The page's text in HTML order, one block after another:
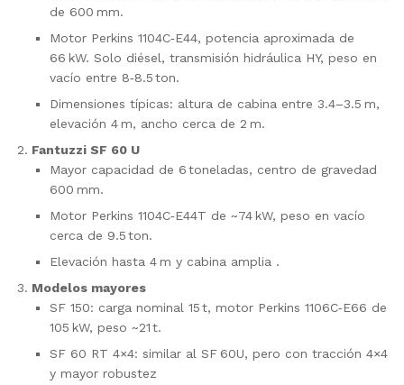
de 600 mm.
Motor Perkins 1104C‑E44, potencia aproximada de
66 kW. Solo diésel, transmisión hidráulica HY, peso en
vacío entre 8‑8.5 ton.
Dimensiones típicas: altura de cabina entre 3.4–3.5 m,
elevación 4 m, ancho cerca de 2 m.
Fantuzzi SF 60 U
Mayor capacidad de 6 toneladas, centro de gravedad
600 mm.
Motor Perkins 1104C‑E44T de ~74 kW, peso en vacío
cerca de 9.5 ton.
Elevación hasta 4 m y cabina amplia .
Modelos mayores
SF 150: carga nominal 15 t, motor Perkins 1106C‑E66 de
105 kW, peso ~21 t.
SF 60 RT 4×4: similar al SF 60U, pero con tracción 4×4
y mayor robustez